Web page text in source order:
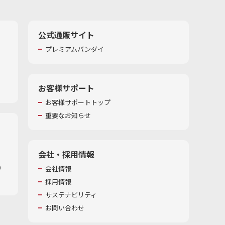
公式通販サイト
プレミアムバンダイ
お客様サポート
お客様サポートトップ
重要なお知らせ
会社・採用情報
会社情報
採用情報
サステナビリティ
お問い合わせ